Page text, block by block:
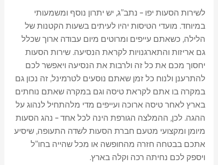
לשירות הסעות יפו – נתב"ג, יש יתרון נוסף ומשמעותי
במיוחד. מועדי הטיסות יהיו לעיתים בשעות הקטנות של
הלילה, כשאתם עייפים ומרוטים מיום עבודה ארוך שכלל
גם אריזות והתארגנויות לקראת הנסיעה. שירות הסעות
יחסוך מכם את כל זה ולרבות את הנסיעה ויאפשר לכם
להתרענן ולנוח כל זמן שאתם נוסעים לטרמינל, זה נכון גם
במקרה בו אתם לקראת טיסה וגם במקרה שאתם נוחתים
בארץ לאחר טיסה ארוכה ועייפים מדי מלהתחיל לנהוג על
ההגה. לכן, ההמלצה הגורפת הינה לכל אחד – נהג הסעות
מיומן ומקצועי מטעם חברת הסעות לשדה התעופה, שיסיע
אתכם בבטחה חזרה מהחופשה או מכל שהייה בחו"ל
ויספק לכם נחיתה רכה וקלה בארץ.